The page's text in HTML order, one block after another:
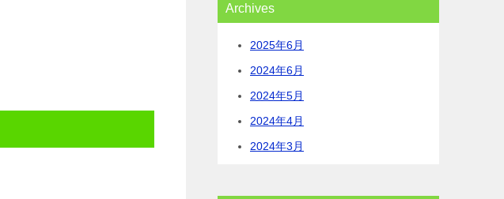
Archives
2025年6月
2024年6月
2024年5月
2024年4月
2024年3月